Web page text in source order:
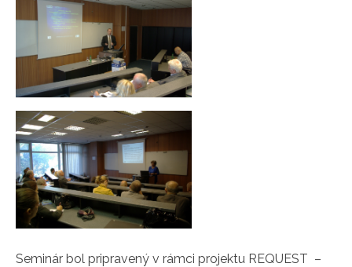
Seminár bol pripravený v rámci projektu REQUEST –